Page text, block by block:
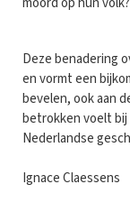
Deze benadering
en vormt een
bevelen, ook aan
betrokken voelt
Nederlandse
Ignace Claessens